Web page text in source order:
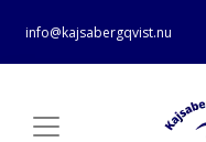
info@kajsabergqvist.nu